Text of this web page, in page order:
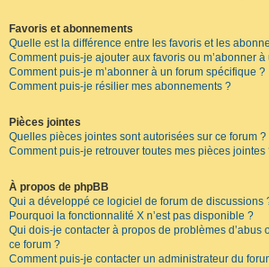
Favoris et abonnements
Quelle est la différence entre les favoris et les
Comment puis-je ajouter aux favoris ou m’abonner
Comment puis-je m’abonner à un forum spécifique ?
Comment puis-je résilier mes abonnements ?
Pièces jointes
Quelles pièces jointes sont autorisées sur ce forum ?
Comment puis-je retrouver toutes mes pièces jointes
À propos de phpBB
Qui a développé ce logiciel de forum de discussions
Pourquoi la fonctionnalité X n’est pas disponible ?
Qui dois-je contacter à propos de problèmes d’abus
ce forum ?
Comment puis-je contacter un administrateur du